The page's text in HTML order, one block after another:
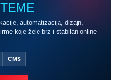
automatizacija, dizajn,
koje žele brz i stabilan online
CMS